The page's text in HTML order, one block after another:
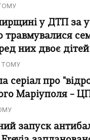
у ДТП за
травмувалися
них двоє дітей
ТОМУ
серіал про
Маріуполя –
запуск